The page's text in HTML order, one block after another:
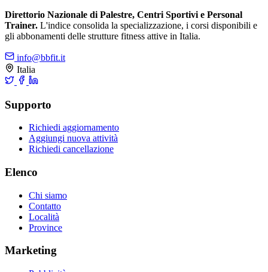
Direttorio Nazionale di Palestre, Centri Sportivi e Personal
Trainer. L'indice consolida la specializzazione, i corsi disponibili e
gli abbonamenti delle strutture fitness attive in Italia.
info@bbfit.it
Italia
Supporto
Richiedi aggiornamento
Aggiungi nuova attività
Richiedi cancellazione
Elenco
Chi siamo
Contatto
Località
Province
Marketing